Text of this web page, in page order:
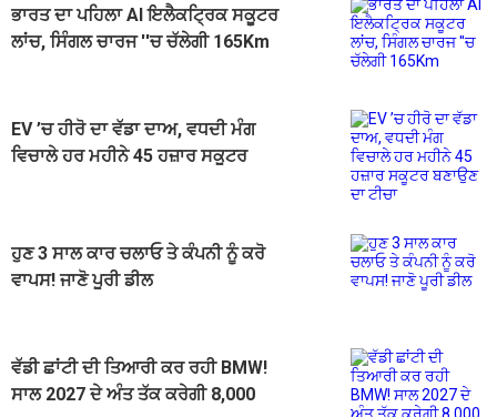
ਭਾਰਤ ਦਾ ਪਹਿਲਾ AI ਇਲੈਕਟ੍ਰਿਕ ਸਕੂਟਰ
ਲਾਂਚ, ਸਿੰਗਲ ਚਾਰਜ ''ਚ ਚੱਲੇਗੀ 165Km
EV ’ਚ ਹੀਰੋ ਦਾ ਵੱਡਾ ਦਾਅ, ਵਧਦੀ ਮੰਗ
ਵਿਚਾਲੇ ਹਰ ਮਹੀਨੇ 45 ਹਜ਼ਾਰ ਸਕੂਟਰ
ਹੁਣ 3 ਸਾਲ ਕਾਰ ਚਲਾਓ ਤੇ ਕੰਪਨੀ ਨੂੰ ਕਰੋ
ਵਾਪਸ! ਜਾਣੋ ਪੂਰੀ ਡੀਲ
ਵੱਡੀ ਛਾਂਟੀ ਦੀ ਤਿਆਰੀ ਕਰ ਰਹੀ BMW!
ਸਾਲ 2027 ਦੇ ਅੰਤ ਤੱਕ ਕਰੇਗੀ 8,000